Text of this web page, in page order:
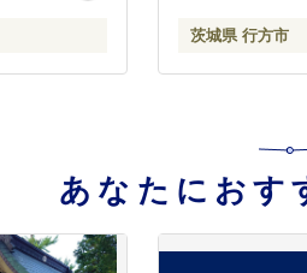
茨城県 行方市
あなたにおす